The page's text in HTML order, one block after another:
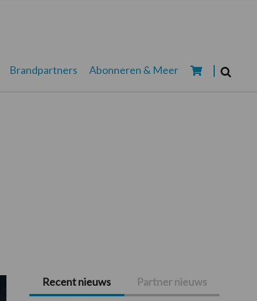
Brandpartners Abonneren & Meer
Primaire
Recent nieuws Partner nieuws